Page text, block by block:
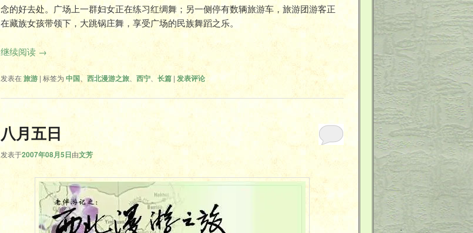
念的好去处。广场上一群妇女正在练习红绸舞；另一侧停有数辆旅游车，旅游团游客正
在藏族女孩带领下，大跳锅庄舞，享受广场的民族舞蹈之乐。
继续阅读 →
发表在旅游 | 标签为 中国、 西北漫游之旅 西宁 长篇 | 发表评论
八月五日
发表于2007年08月5日由文芳